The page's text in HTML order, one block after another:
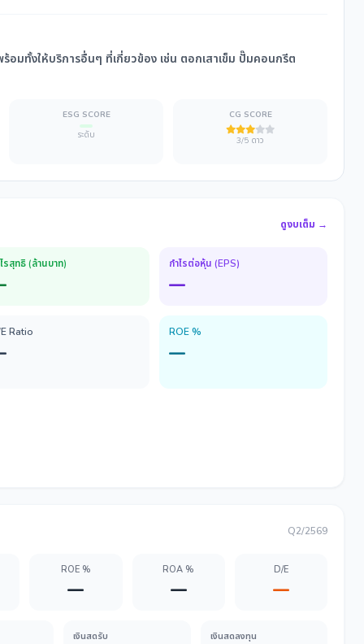
มทั้งให้บริการอื่นๆ ที่เกี่ยวข้อง เช่น ตอกเสาเข็ม ปั๊มคอนกรีต
ESG SCORE
ระดับ
CG SCORE
3/5 ดาว
ดูงบเต็ม →
รสุทธิ (ล้านบาท) กำไรต่อหุ้น (EPS)
—
Ratio ROE %
—
Q2/2569
ROE %
—
ROA %
—
D/E
—
เงินสดรับ เงินสดลงทุน